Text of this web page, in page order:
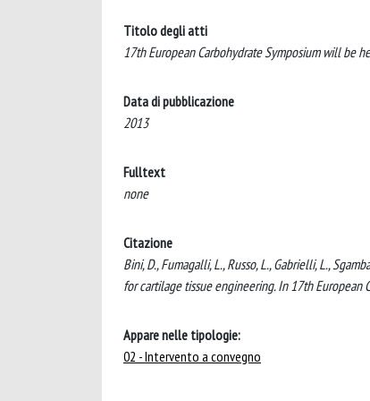
Titolo degli atti
17th European Carbohydrate Symposium will be
Data di pubblicazione
2013
Fulltext
none
Citazione
Bini, D., Fumagalli, L., Russo, L., Gabrielli, L.,
for cartilage tissue engineering. In 17th European
Appare nelle tipologie:
02 - Intervento a convegno